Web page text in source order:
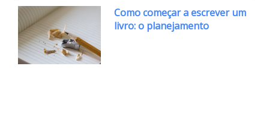
Como começar a escrever um
livro: o planejamento